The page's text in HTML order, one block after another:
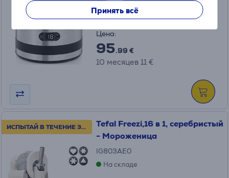
Принять всё
На складе
Цена:
95.99 €
10 месяцев 11 €
ИСПЫТАЙ В ТЕЧЕНИЕ 30 ДНЕЙ!
Tefal Freezi,16 в 1, серебристый
- Мороженица
IG803AE0
На складе